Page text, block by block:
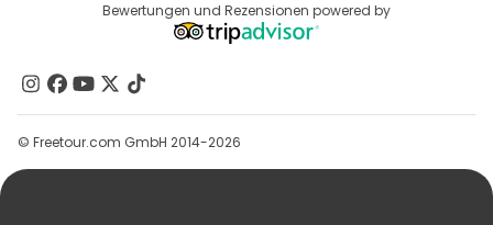
Affiliate-Programm
Reiseziele
Kontakt
Gruppen
Hilfe
Bewertungen und Rezensionen powered by
© Freetour.com GmbH 2014-2026